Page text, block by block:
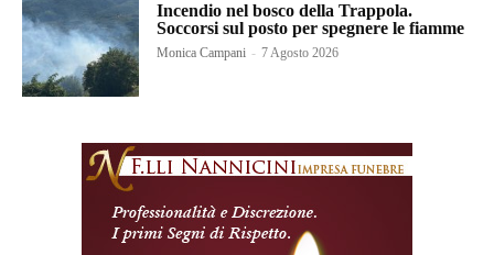
Incendio nel bosco della Trappola.
Soccorsi sul posto per spegnere le fiamme
Monica Campani - 7 Agosto 2026